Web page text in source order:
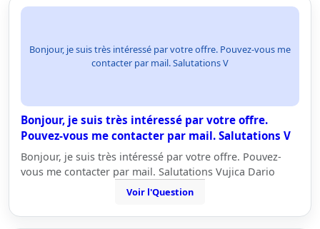
Bonjour, je suis très intéressé par votre offre. Pouvez-vous me
contacter par mail. Salutations V
Bonjour, je suis très intéressé par votre offre.
Pouvez-vous me contacter par mail. Salutations V
Bonjour, je suis très intéressé par votre offre. Pouvez-
vous me contacter par mail. Salutations Vujica Dario
Voir l'Question